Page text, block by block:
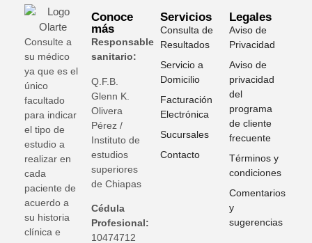
Consulte a
su médico
ya que es el
único
facultado
para indicar
el tipo de
estudio a
realizar en
cada
paciente de
acuerdo a
su historia
clínica e
Conoce
más
Responsable
sanitario:
Q.F.B.
Glenn K
Olivera
Pérez /
Instituto de
estudios
superiores
de Chiapas
Cédula
Profesional:
10474712
Servicios
Consulta de
Resultados
Servicio a
Domicilio
Facturación
Electrónica
Sucursales
Contacto
Legales
Aviso de
Privacidad
Aviso de
privacidad
del
programa
de cliente
frecuente
Términos y
condiciones
Comentarios
y
sugerencias